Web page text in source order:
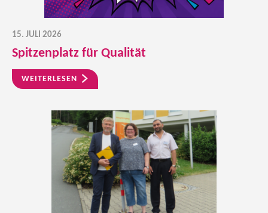
15. JULI 2026
Spitzenplatz für Qualität
WEITERLESEN